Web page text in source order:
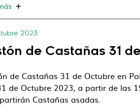
2023
de Castañas 31
de Castañas 31 de Octubre en
de Octubre 2023, a partir de las
Castañas asadas.